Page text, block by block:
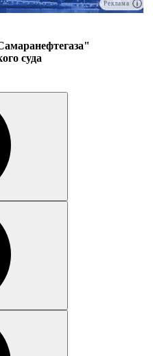
Реклама
суда